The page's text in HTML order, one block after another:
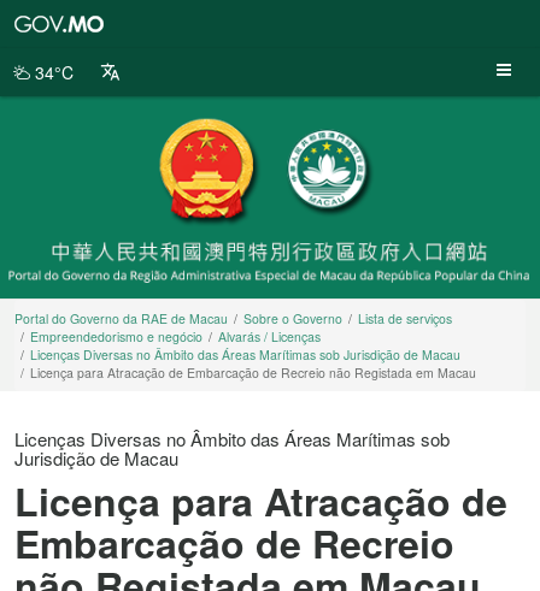
da
34°C
Portal do Governo da RAE de Macau Sobre o Governo
Lista de serviços
Empreendedorismo e negócio
Alvarás / Licenças
Licenças Diversas no Âmbito das Áreas Marítimas sob Jurisdição de Macau
Licença para Atracação de Embarcação de Recreio não Registada em Macau
Licenças Diversas no Âmbito das Áreas Marítimas sob
Jurisdição de Macau
Licença para Atracação de
Embarcação de Recreio